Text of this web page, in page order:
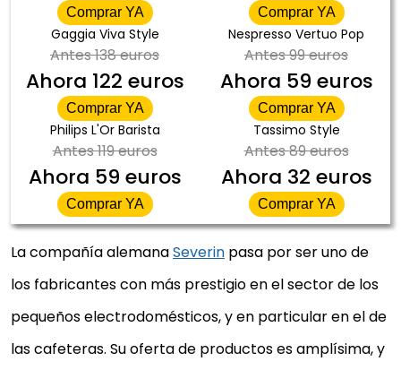
Comprar YA Comprar YA
Gaggia Viva Style
Antes138 euros
Ahora 122 euros
Comprar YA
Nespresso Vertuo Pop
Antes99 euros
Ahora 59 euros
Comprar YA
Philips L'Or Barista
Antes119 euros
Ahora 59 euros
Comprar YA
Tassimo Style
Antes89 euros
Ahora 32 euros
Comprar YA
La compañía alemanaSeverin pasa por ser uno de
los fabricantes con más prestigio en el sector de los
pequeños electrodomésticos, y en particular en el de
las cafeteras. Su oferta de productos es amplísima, y